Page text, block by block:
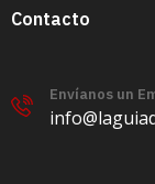
Contacto
Envíanos un